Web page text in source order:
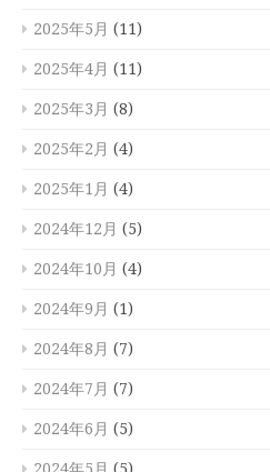
2025年5月 (11)
2025年4月 (11)
2025年3月 (8)
2025年2月 (4)
2025年1月 (4)
2024年12月 (5)
2024年10月 (4)
2024年9月 (1)
2024年8月 (7)
2024年7月 (7)
2024年6月 (5)